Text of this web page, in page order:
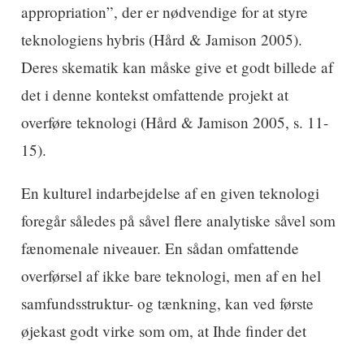
appropriation”, der er nødvendige for at styre
teknologiens hybris (Hård & Jamison 2005).
Deres skematik kan måske give et godt billede af
det i denne kontekst omfattende projekt at
overføre teknologi (Hård & Jamison 2005, s. 11-
15).
En kulturel indarbejdelse af en given teknologi
foregår således på såvel flere analytiske såvel som
fænomenale niveauer. En sådan omfattende
overførsel af ikke bare teknologi, men af en hel
samfundsstruktur- og tænkning, kan ved første
øjekast godt virke som om, at Ihde finder det